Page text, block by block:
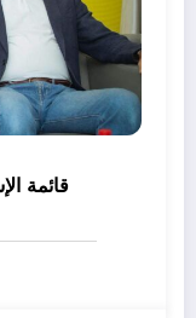
قائمة